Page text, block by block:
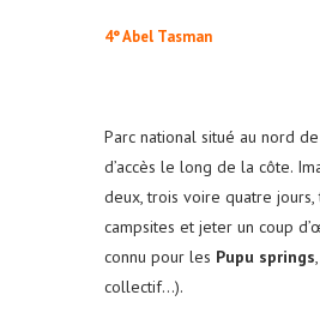
4° Abel Tasman
Parc national situé au nord
d’accès le long de la côte.
deux, trois voire quatre
campsites et jeter un coup
connu pour les Pupu springs
collectif…).